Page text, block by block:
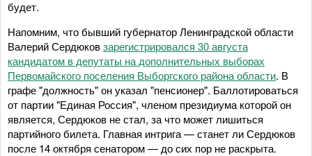
будет.
Напомним, что бывший губернатор Ленинградской области
Валерий Сердюковзарегистрировался 30 августа
кандидатом в депутаты на дополнительных выборах
Первомайского поселения Выборгского района области. В
графе "должность" он указал "пенсионер". Баллотироваться
от партии "Единая Россия", членом президиума которой он
является, Сердюков не стал, за что может лишиться
партийного билета. Главная интрига — станет ли Сердюков
после 14 октября сенатором — до сих пор не раскрыта.